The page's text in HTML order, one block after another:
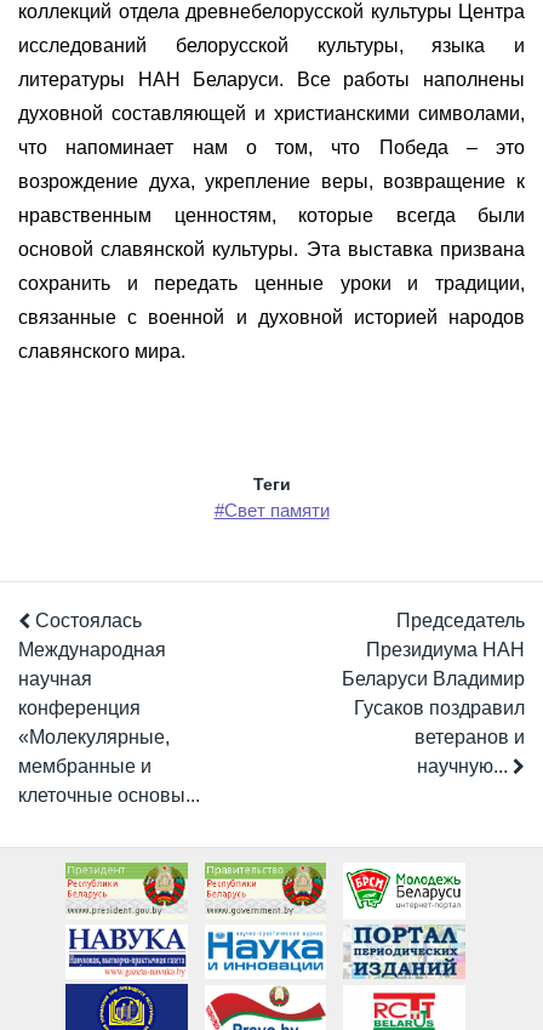
коллекций отдела древнебелорусской культуры Центра
исследований белорусской культуры, языка и
литературы НАН Беларуси. Все работы наполнены
духовной составляющей и христианскими символами,
что напоминает нам о том, что Победа – это
возрождение духа, укрепление веры, возвращение к
нравственным ценностям, которые всегда были
основой славянской культуры. Эта выставка призвана
сохранить и передать ценные уроки и традиции,
связанные с военной и духовной историей народов
славянского мира.
Теги
#Свет памяти
Состоялась
Международная
научная
конференция
«Молекулярные,
мембранные и
клеточные основы...
Председатель
Президиума НАН
Беларуси Владимир
Гусаков поздравил
ветеранов и
научную...